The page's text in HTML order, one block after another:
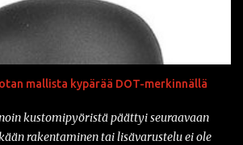
mallista kypärää DOT-merkinnällä
kustomipyöristä päättyi seuraavaan
rakentaminen tai lisävarustelu ei ole